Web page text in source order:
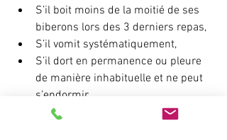
S’il boit moins de la moitié de ses
biberons lors des 3 derniers repas,
S’il vomit systématiquement,
S’il dort en permanence ou pleure
de manière inhabituelle et ne peut
s’endormir.